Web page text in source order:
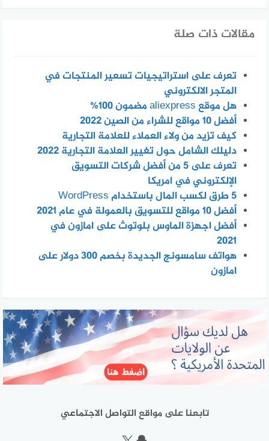
مقالات ذات صلة
تعرف على استراتيجيات تسعير المنتجات في
المتجر الالكتروني
هل موقع aliexpress مضمون 100%
أفضل 10 مواقع للشراء من الصين 2022
كيف تزيد من ولاء العملاء للعلامة التجارية
دليلك الشامل حول تغيير العلامة التجارية 2022
تعرف على 5 من أفضل شركات التسويق
الإلكتروني في امريكا
5 طرق لكسب المال باستخدام WordPress
أفضل 10 مواقع للتسويق بالعمولة في عام 2021
أفضل اجهزة الماوس بلوتوث على امازون في
2021
هواتف سامسونج الجديدة بخصم 300 دولار على
امازون
تابعنا على مواقع التواصل الاجتماعي